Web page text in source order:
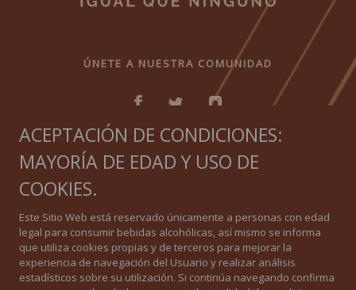
ÚNETE A NUESTRA COMUNIDAD
IGUAL QUE NINGUNO
Política de privacidad
Política de Cookies
Aviso Legal
ACEPTACIÓN DE CONDICIONES:
MAYORÍA DE EDAD Y USO DE
COOKIES.
Este Sitio Web está reservado únicamente a personas con edad
legal para consumir bebidas alcohólicas, así mismo se informa
que utiliza cookies propias y de terceros para mejorar la
experiencia de navegación del Usuario y realizar análisis
estadísticos sobre su utilización. Si continúa navegando confirma